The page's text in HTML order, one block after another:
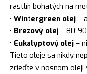
rastlín bohatých na
• Wintergreen olej –
• Brezový olej – 80-
• Eukalyptový olej –
Tieto oleje sa nikdy
zrieďte v nosnom oleji